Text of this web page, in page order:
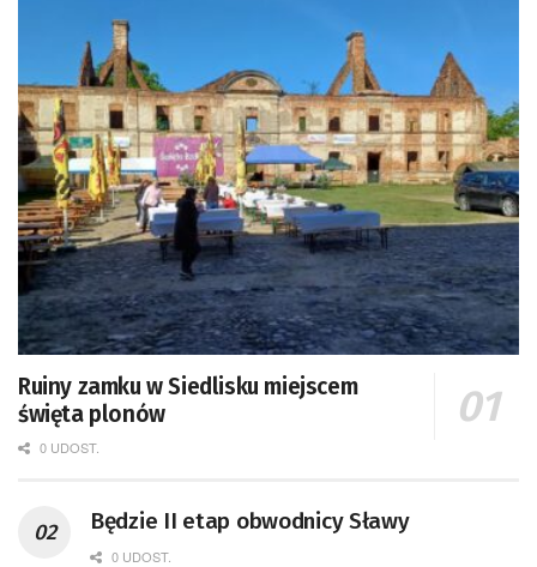
Ruiny zamku w Siedlisku miejscem
święta plonów
0 UDOST.
Będzie II etap obwodnicy Sławy
0 UDOST.